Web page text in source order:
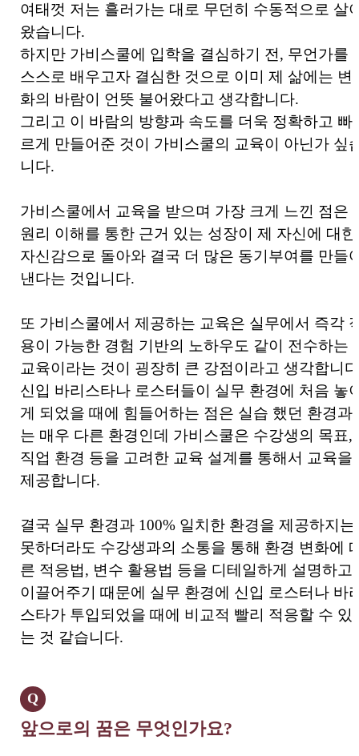
여태껏 저는 흘러가는 대로 무던히 수동적으로 살
왔습니다.
하지만 가비스쿨에 입학을 결심하기 전, 무언가를
스스로 배우고자 결심한 것으로 이미 제 삶에는 변
화의 바람이 언뜻 불어왔다고 생각합니다.
그리고 이 바람의 방향과 속도를 더욱 정확하고 빠
르게 만들어준 것이 가비스쿨의 교육이 아닌가 싶
니다.
가비스쿨에서 교육을 받으며 가장 크게 느낀 점은
원리 이해를 통한 근거 있는 성장이 제 자신에 대한
자신감으로 돌아와 결국 더 많은 동기부여를 만들
낸다는 것입니다.
또 가비스쿨에서 제공하는 교육은 실무에서 즉각
용이 가능한 경험 기반의 노하우도 같이 전수하는
교육이라는 것이 굉장히 큰 강점이라고 생각합니
신입 바리스타나 로스터들이 실무 환경에 처음 놓
게 되었을 때에 힘들어하는 점은 실습 했던 환경과
는 매우 다른 환경인데 가비스쿨은 수강생의 목표,
직업 환경 등을 고려한 교육 설계를 통해서 교육을
제공합니다.
결국 실무 환경과 100% 일치한 환경을 제공하지는
못하더라도 수강생과의 소통을 통해 환경 변화에
른 적응법, 변수 활용법 등을 디테일하게 설명하고
이끌어주기 때문에 실무 환경에 신입 로스터나 바
스타가 투입되었을 때에 비교적 빨리 적응할 수 있
는 것 같습니다.
Q
앞으로의 꿈은 무엇인가요?